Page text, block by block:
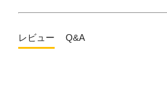
レビュー Q&A